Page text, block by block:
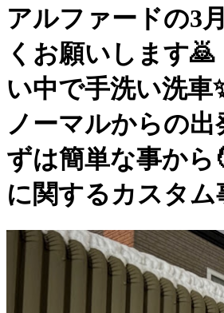
アルファードの3
くお願いします
い中で手洗い洗車
ノーマルからの出
ずは簡単な事から
に関するカスタム